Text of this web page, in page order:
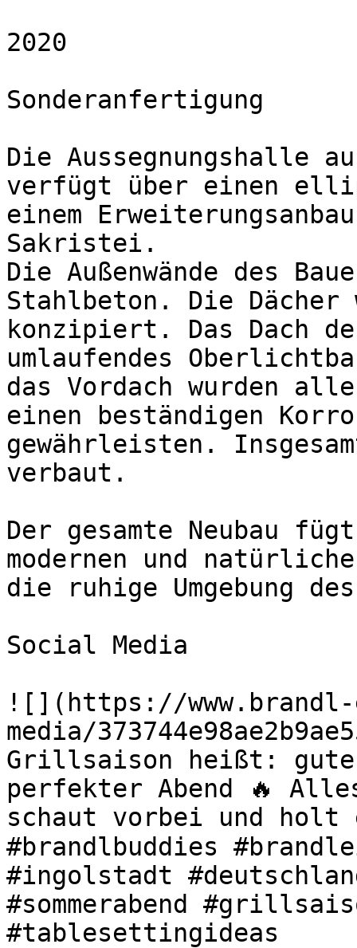
2020
Sonderanfertigung
Die Aussegnungshalle
verfügt über einen
einem
Sakristei.
Die Außenwände des
Stahlbeton. Die Dächer
konzipiert. Das Dach
umlaufendes
das Vordach wurden
einen beständigen
gewährleisten.
verbaut.
Der gesamte Neubau
modernen und
die ruhige Umgebung
Social Media
![](https://
media/
Grillsaison heißt:
perfekter Abend 🔥
schaut vorbei und holt
#brandlbuddies
#ingolstadt
#sommerabend
#tablesettingideas